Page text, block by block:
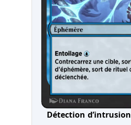
Détection d’intrusion